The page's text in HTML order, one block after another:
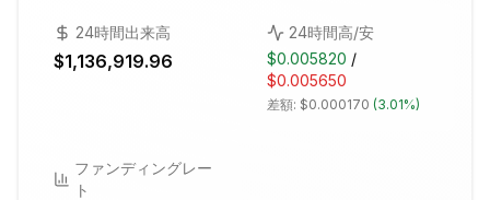
24時間出来高
$1,136,919.96
24時間高/安
$0.005820 /
$0.005650
差額: $0.000170 (3.01%)
ファンディングレー
ト